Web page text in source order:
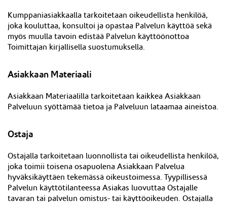
Kumppaniasiakkaalla tarkoitetaan oikeudellista henkilöä,
joka kouluttaa, konsultoi ja opastaa Palvelun käyttöä sekä
myös muulla tavoin edistää Palvelun käyttöönottoa
Toimittajan kirjallisella suostumuksella.
Asiakkaan Materiaali
Asiakkaan Materiaalilla tarkoitetaan kaikkea Asiakkaan
Palveluun syöttämää tietoa ja Palveluun lataamaa aineistoa.
Ostaja
Ostajalla tarkoitetaan luonnollista tai oikeudellista henkilöä,
joka toimii toisena osapuolena Asiakkaan Palvelua
hyväksikäyttäen tekemässä oikeustoimessa. Tyypillisessä
Palvelun käyttötilanteessa Asiakas luovuttaa Ostajalle
tavaran tai palvelun omistus- tai käyttöoikeuden. Ostajalla